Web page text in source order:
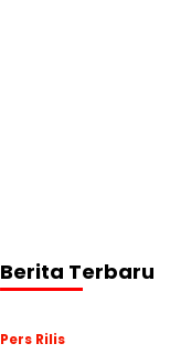
Berita Terbaru
Pers Rilis